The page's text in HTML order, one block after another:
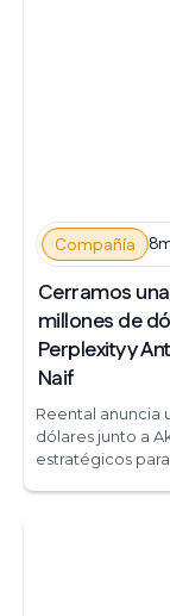
Compañía
Cerramos
millones de
Perplexity y
Naif
Reental anuncia
dólares junto a
estratégicos